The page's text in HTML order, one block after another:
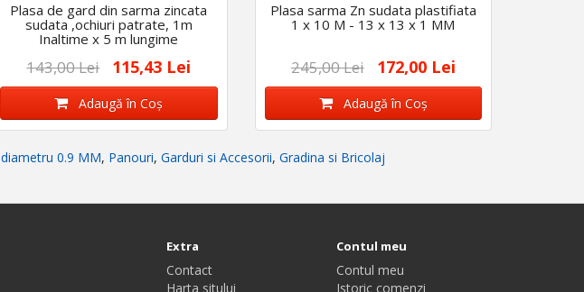
Plasa de gard din sarma zincata
sudata ,ochiuri patrate, 1m
Inaltime x 5 m lungime
143,00 Lei 115,43 Lei
Adaugă în Coş
Plasa sarma Zn sudata plastifiata
1 x 10 M - 13 x 13 x 1 MM
245,00 Lei 172,00 Lei
Adaugă în Coş
diametru 0.9 MM, Panouri, Garduri si Accesorii, Gradina si Bricolaj
Extra
Contact
Harta sitului
Contul meu
Contul meu
Istoric comenzi